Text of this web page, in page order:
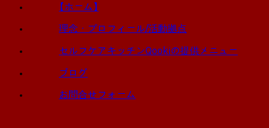
【ホーム】
理念・プロフィール/活動拠点
セルフケアキッチンQookiの提供メニュー
ブログ
お問合せフォーム